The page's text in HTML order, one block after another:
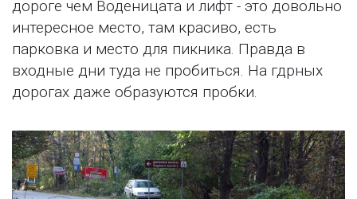
дороге чем Воденицата и лифт - это довольно
интересное место, там красиво, есть
парковка и место для пикника. Правда в
входные дни туда не пробиться. На гдрных
дорогах даже образуются пробки.